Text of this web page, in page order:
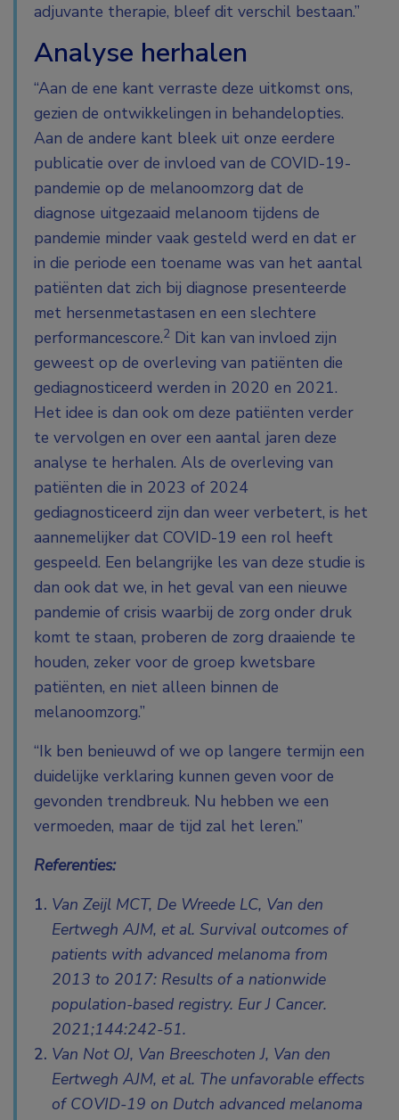
adjuvante therapie, bleef dit verschil bestaan.”
Analyse herhalen
“Aan de ene kant verraste deze uitkomst ons,
gezien de ontwikkelingen in behandelopties.
Aan de andere kant bleek uit onze eerdere
publicatie over de invloed van de COVID-19-
pandemie op de melanoomzorg dat de
diagnose uitgezaaid melanoom tijdens de
pandemie minder vaak gesteld werd en dat er
in die periode een toename was van het aantal
patiënten dat zich bij diagnose presenteerde
met hersenmetastasen en een slechtere
performancescore.2 Dit kan van invloed zijn
geweest op de overleving van patiënten die
gediagnosticeerd werden in 2020 en 2021.
Het idee is dan ook om deze patiënten verder
te vervolgen en over een aantal jaren deze
analyse te herhalen. Als de overleving van
patiënten die in 2023 of 2024
gediagnosticeerd zijn dan weer verbetert, is het
aannemelijker dat COVID-19 een rol heeft
gespeeld. Een belangrijke les van deze studie is
dan ook dat we, in het geval van een nieuwe
pandemie of crisis waarbij de zorg onder druk
komt te staan, proberen de zorg draaiende te
houden, zeker voor de groep kwetsbare
patiënten, en niet alleen binnen de
melanoomzorg.”
“Ik ben benieuwd of we op langere termijn een
duidelijke verklaring kunnen geven voor de
gevonden trendbreuk. Nu hebben we een
vermoeden, maar de tijd zal het leren.”
Referenties:
Van Zeijl MCT, De Wreede LC, Van den
Eertwegh AJM, et al. Survival outcomes of
patients with advanced melanoma from
2013 to 2017: Results of a nationwide
population-based registry. Eur J Cancer.
2021;144:242-51.
Van Not OJ, Van Breeschoten J, Van den
Eertwegh AJM, et al. The unfavorable effects
of COVID-19 on Dutch advanced melanoma